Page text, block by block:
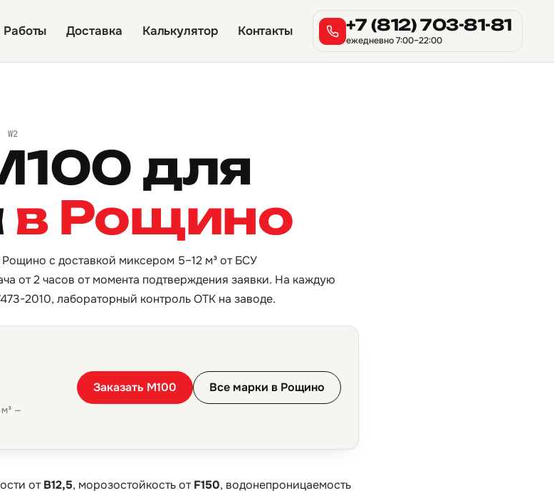
Работы Доставка Калькулятор Контакты +7 (812) 703-81-81
ежедневно 7:00–22:00
для
в Рощино
с доставкой миксером 5–12 м³ от БСУ
от 2 часов от момента подтверждения заявки. На каждую
2010, лабораторный контроль ОТК на заводе.
м³ —
Заказать М100 Все марки в Рощино
отB12,5, морозостойкость отF150, водонепроницаемость